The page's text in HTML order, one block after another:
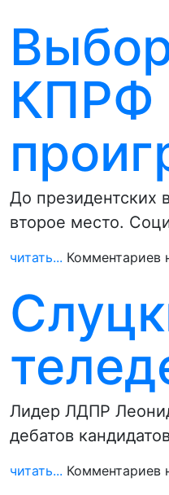
КПРФ
До президентских
второе место.
читать... Комментариев
Лидер ЛДПР
дебатов
читать... Комментариев